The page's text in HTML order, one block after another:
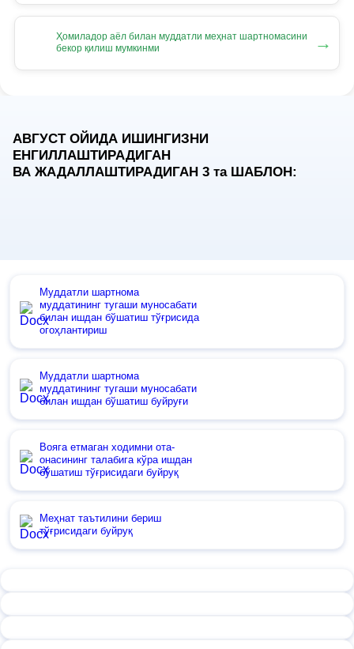
Ҳомиладор аёл билан муддатли меҳнат шартномасини
бекор қилиш мумкинми
→
АВГУСТ ОЙИДА ИШИНГИЗНИ
ЕНГИЛЛАШТИРАДИГАН
ВА ЖАДАЛЛАШТИРАДИГАН 3 таШАБЛОН:
Муддатли шартнома
муддатининг тугаши муносабати
билан ишдан бўшатиш тўғрисида
огоҳлантириш
Муддатли шартнома
муддатининг тугаши муносабати
билан ишдан бўшатиш буйруғи
Вояга етмаган ходимни ота-
онасининг талабига кўра ишдан
бўшатиш тўғрисидаги буйруқ
Меҳнат таътилини бериш
тўғрисидаги буйруқ